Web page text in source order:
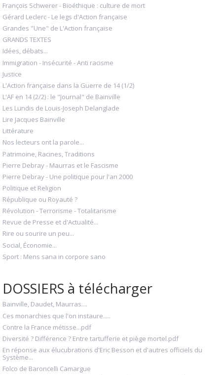
François Schwerer - Bioéthique : culture de mort
Gérard Leclerc - Le legs d'Action française
Grandes "Une" de L'Action française
GRANDS TEXTES
Idées, débats...
Immigration - Insécurité - Anti racisme
Justice
L'Action française dans la Guerre de 14 (1/2)
L'AF en 14 (2/2) : le "Journal" de Bainville
Les Lundis de Louis-Joseph Delanglade
Lire Jacques Bainville
Littérature
Nos lecteurs ont la parole...
Patrimoine, Racines, Traditions
Pierre Debray - Maurras et le Fascisme
Pierre Debray - Une politique pour l'an 2000
Politique et Religion
République ou Royauté ?
Révolution - Terrorisme - Totalitarisme
Revue de Presse et d'Actualité...
Rire ou sourire un peu...
Social, Économie...
Sport : Mens sana in corpore sano
DOSSIERS à télécharger
Bainville, Daudet, Maurras....
Ces monarchies que l'on instaure.....
Contre la France métisse...pdf
Diversité ? Différence ? Entre tartufferie et piège mortel.pdf
En réponse aux élucubrations d'Eric Besson et d'autres officiels du
Système...
Folco de Baroncelli Camargue